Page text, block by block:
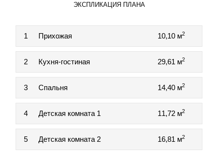
ЭКСПЛИКАЦИЯ ПЛАНА
1 Прихожая 10,10 м2
2 Кухня-гостиная 29,61 м2
3 Спальня 14,40 м2
4 Детская комната 1 11,72 м2
5 Детская комната 2 16,81 м2